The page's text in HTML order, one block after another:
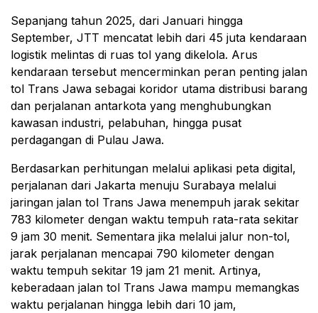
Sepanjang tahun 2025, dari Januari hingga
September, JTT mencatat lebih dari 45 juta kendaraan
logistik melintas di ruas tol yang dikelola. Arus
kendaraan tersebut mencerminkan peran penting jalan
tol Trans Jawa sebagai koridor utama distribusi barang
dan perjalanan antarkota yang menghubungkan
kawasan industri, pelabuhan, hingga pusat
perdagangan di Pulau Jawa.
Berdasarkan perhitungan melalui aplikasi peta digital,
perjalanan dari Jakarta menuju Surabaya melalui
jaringan jalan tol Trans Jawa menempuh jarak sekitar
783 kilometer dengan waktu tempuh rata-rata sekitar
9 jam 30 menit. Sementara jika melalui jalur non-tol,
jarak perjalanan mencapai 790 kilometer dengan
waktu tempuh sekitar 19 jam 21 menit. Artinya,
keberadaan jalan tol Trans Jawa mampu memangkas
waktu perjalanan hingga lebih dari 10 jam,